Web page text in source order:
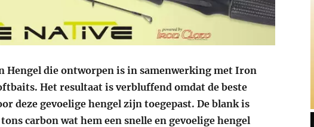
Hengel die ontworpen is in samenwerking met Iron
Het resultaat is verbluffend omdat de beste
deze gevoelige hengel zijn toegepast. De blank is
carbon wat hem een snelle en gevoelige hengel